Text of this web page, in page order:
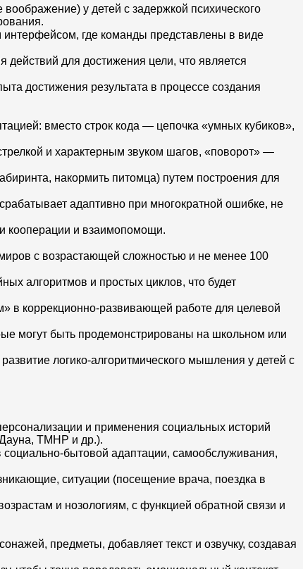
у детей с задержкой психического
где команды представлены в виде
для достижения цели, что является
достижения результата в процессе создания
вместо строк кода — цепочка «умных кубиков»,
и характерным звуком шагов, «поворот» —
накормить питомца) путем построения для
адаптивно при многократной ошибке, не
кооперации и взаимопомощи.
с возрастающей сложностью и не менее 100
алгоритмов и простых циклов, что будет
в коррекционно-развивающей работе для целевой
могут быть продемонстрированы на школьном или
логико-алгоритмического мышления у детей с
и применения социальных историй
ТМНР и др.).
бытовой адаптации, самообслуживания,
ситуации (посещение врача, поездка в
и нозологиям, с функцией обратной связи и
предметы, добавляет текст и озвучку, создавая